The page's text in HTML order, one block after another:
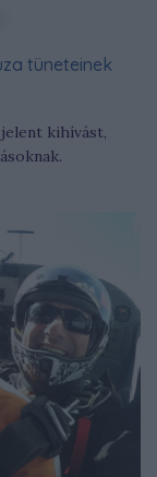
tüneteinek
kihívást,